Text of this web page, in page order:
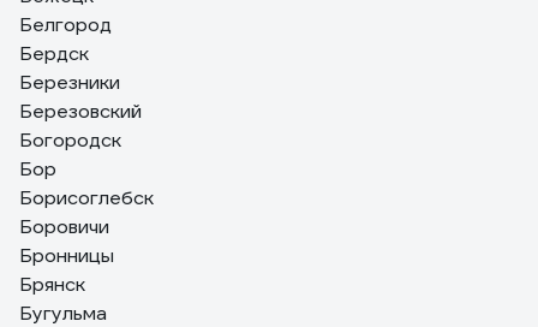
Белгород
Бердск
Березники
Березовский
Богородск
Бор
Борисоглебск
Боровичи
Бронницы
Брянск
Бугульма